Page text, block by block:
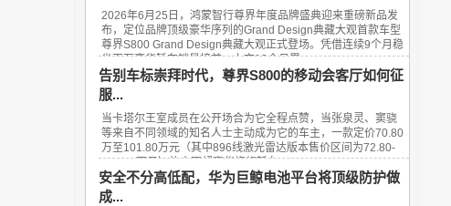
2026年6月25日，鸿蒙智行尊界年度品牌盛典迎来重磅新品发
布，定位品牌顶级豪华序列的Grand Design典藏大观首款车型
尊界S800 Grand Design典藏大观正式登场。凭借连续9个月稳
坐百万豪华轿车销量榜首、上市13个月累...
告别车标崇拜时代，尊界S800的移动会客厅如何征
服...
当卡塔尔王室成员在公开场合为它全程点赞，当张泉灵、窦骁
等来自不同领域的知名人士主动成为它的车主，一款定价70.80
万至101.80万元（其中896线激光雷达版本售价区间为72.80-
101.80万元）的中国超豪华旗舰轿车——...
安全不分高低配，华为巨鲸电池平台将顶级防护做
成...